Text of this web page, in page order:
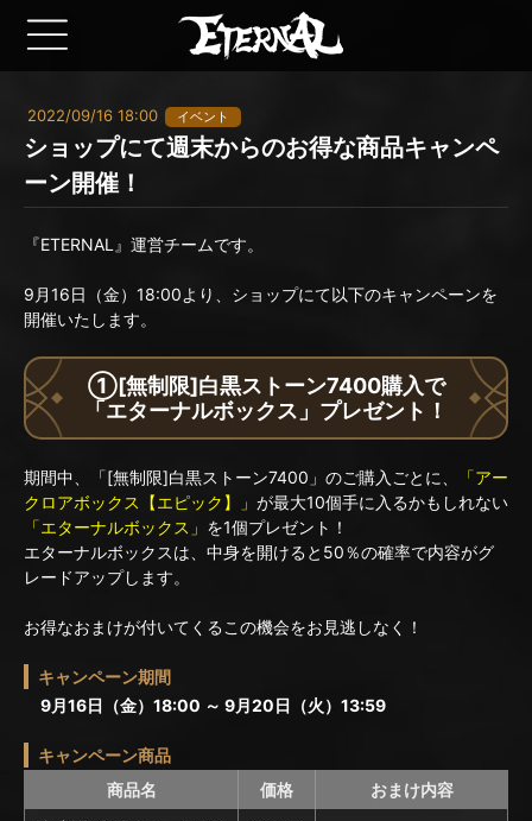
2022/09/16 18:00 イベント
ショップにて週末からのお得な商品キャンペ
ーン開催！
『ETERNAL』運営チームです。
9月16日（金）18:00より、ショップにて以下のキャンペーンを
開催いたします。
①[無制限]白黒ストーン7400購入で
「エターナルボックス」プレゼント！
期間中、「[無制限]白黒ストーン7400」のご購入ごとに、
「アー
クロアボックス【エピック】」 が最大10個手に入るかもしれない
「エターナルボックス」 を1個プレゼント！
エターナルボックスは、中身を開けると50％の確率で内容がグ
レードアップします。
お得なおまけが付いてくるこの機会をお見逃しなく！
キャンペーン期間
9月16日（金）18:00 ～ 9月20日（火）13:59
キャンペーン商品
商品名
価格
おまけ内容